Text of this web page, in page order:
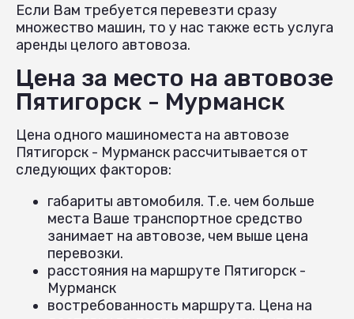
Если Вам требуется перевезти сразу
множество машин, то у нас также есть услуга
аренды целого автовоза.
Цена за место на автовозе
Пятигорск - Мурманск
Цена одного машиноместа на автовозе
Пятигорск - Мурманск рассчитывается от
следующих факторов:
габариты автомобиля. Т.е. чем больше
места Ваше транспортное средство
занимает на автовозе, чем выше цена
перевозки.
расстояния на маршруте Пятигорск -
Мурманск
востребованность маршрута. Цена на